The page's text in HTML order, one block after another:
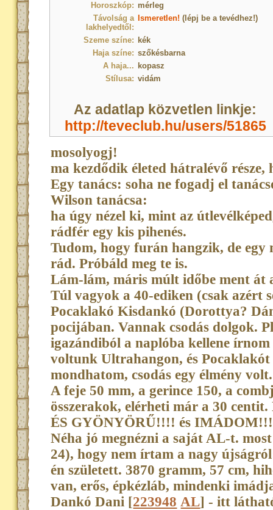
Horoszkóp: mérleg
Távolság a
lakhelyedtől:
Ismeretlen! (lépj be a tevédhez!)
Szeme színe: kék
Haja színe: szőkésbarna
A haja... kopasz
Stílusa: vidám
Az adatlap közvetlen linkje:
http://teveclub.hu/users/51865
mosolyogj!
ma kezdődik életed hátralévő
Egy tanács: soha ne fogadj el
Wilson tanácsa:
ha úgy nézel ki, mint az
rádfér egy kis pihenés.
Tudom, hogy furán hangzik, de
rád. Próbáld meg te is.
Lám-lám, máris múlt időbe ment át
Túl vagyok a 40-ediken (csak azért
Pocaklakó Kisdankó (Dorottya?
pocijában. Vannak csodás dolgok.
igazándiból a naplóba kellene
voltunk Ultrahangon, és
mondhatom, csodás egy élmény volt.
A feje 50 mm, a gerince 150, a
összerakok, elérheti már a 30
ÉS GYÖNYÖRŰ!!!! és
Néha jó megnézni a saját AL-t.
24), hogy nem írtam a nagy
én született. 3870 gramm, 57 cm,
van, erős, épkézláb, mindenki
Dankó Dani [223948 AL] - itt